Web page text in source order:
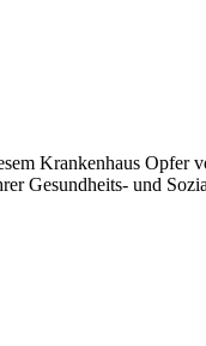
Krankenhaus Opfer
Gesundheits- und